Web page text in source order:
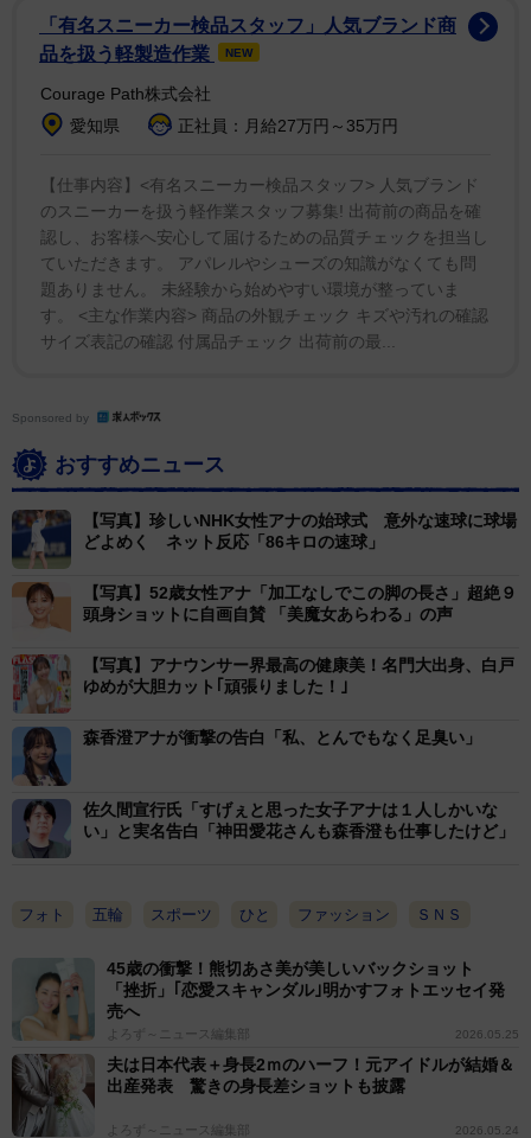
「有名スニーカー検品スタッフ」人気ブランド商
品を扱う軽製造作業
NEW
Courage Path株式会社
愛知県
正社員：月給27万円～35万円
【仕事内容】<有名スニーカー検品スタッフ> 人気ブランド
のスニーカーを扱う軽作業スタッフ募集! 出荷前の商品を確
認し、お客様へ安心して届けるための品質チェックを担当し
ていただきます。 アパレルやシューズの知識がなくても問
題ありません。 未経験から始めやすい環境が整っていま
す。 <主な作業内容> 商品の外観チェック キズや汚れの確認
サイズ表記の確認 付属品チェック 出荷前の最...
Sponsored by
おすすめニュース
【写真】珍しいNHK女性アナの始球式 意外な速球に球場
どよめく ネット反応「86キロの速球」
【写真】52歳女性アナ「加工なしでこの脚の長さ」超絶９
頭身ショットに自画自賛 「美魔女あらわる」の声
【写真】アナウンサー界最高の健康美！名門大出身、白戸
ゆめが大胆カット｢頑張りました！｣
森香澄アナが衝撃の告白「私、とんでもなく足臭い」
佐久間宣行氏「すげぇと思った女子アナは１人しかいな
い」と実名告白「神田愛花さんも森香澄も仕事したけど」
フォト 五輪 スポーツ ひと ファッション ＳＮＳ
45歳の衝撃！熊切あさ美が美しいバックショット
「挫折」｢恋愛スキャンダル｣明かすフォトエッセイ発
売へ
よろず～ニュース編集部 2026.05.25
夫は日本代表＋身長2ｍのハーフ！元アイドルが結婚＆
出産発表 驚きの身長差ショットも披露
よろず～ニュース編集部 2026.05.24